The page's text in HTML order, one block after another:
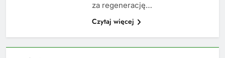
za regenerację…
Czytaj więcej